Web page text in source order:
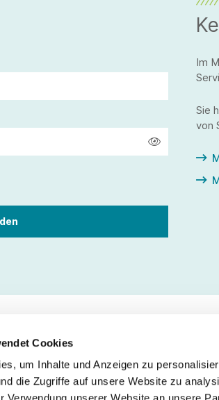
Cookies
um Inhalte und Anzeigen zu
die Zugriffe auf unsere Website zu
Im
Sie
von
Service